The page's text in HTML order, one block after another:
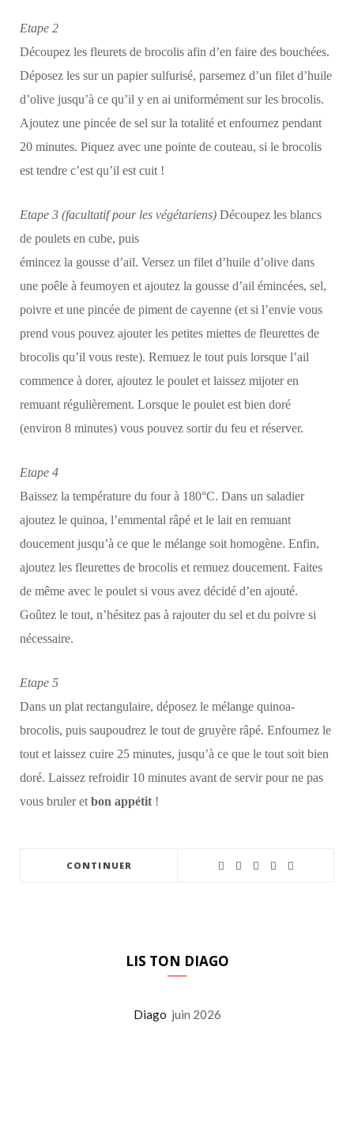
Etape 2
Découpez les fleurets de brocolis afin d’en faire des bouchées.
Déposez les sur un papier sulfurisé, parsemez d’un filet d’huile
d’olive jusqu’à ce qu’il y en ai uniformément sur les brocolis.
Ajoutez une pincée de sel sur la totalité et enfournez pendant
20 minutes. Piquez avec une pointe de couteau, si le brocolis
est tendre c’est qu’il est cuit !
Etape 3 (facultatif pour les végétariens) Découpez les blancs
de poulets en cube, puis
émincez la gousse d’ail. Versez un filet d’huile d’olive dans
une poêle à feumoyen et ajoutez la gousse d’ail émincées, sel,
poivre et une pincée de piment de cayenne (et si l’envie vous
prend vous pouvez ajouter les petites miettes de fleurettes de
brocolis qu’il vous reste). Remuez le tout puis lorsque l’ail
commence à dorer, ajoutez le poulet et laissez mijoter en
remuant régulièrement. Lorsque le poulet est bien doré
(environ 8 minutes) vous pouvez sortir du feu et réserver.
Etape 4
Baissez la température du four à 180°C. Dans un saladier
ajoutez le quinoa, l’emmental râpé et le lait en remuant
doucement jusqu’à ce que le mélange soit homogène. Enfin,
ajoutez les fleurettes de brocolis et remuez doucement. Faites
de même avec le poulet si vous avez décidé d’en ajouté.
Goûtez le tout, n’hésitez pas à rajouter du sel et du poivre si
nécessaire.
Etape 5
Dans un plat rectangulaire, déposez le mélange quinoa-
brocolis, puis saupoudrez le tout de gruyère râpé. Enfournez le
tout et laissez cuire 25 minutes, jusqu’à ce que le tout soit bien
doré. Laissez refroidir 10 minutes avant de servir pour ne pas
vous bruler et bon appétit !
CONTINUER
LIS TON DIAGO
Diago juin 2026